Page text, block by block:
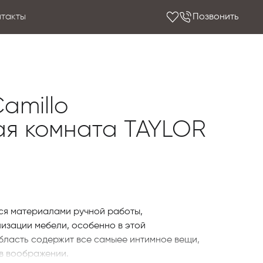
Позвонить
комната TAYLOR
материалами ручной работы,
мебели, особенно в этой
содержит все самыее интимное вещи,
воображении.